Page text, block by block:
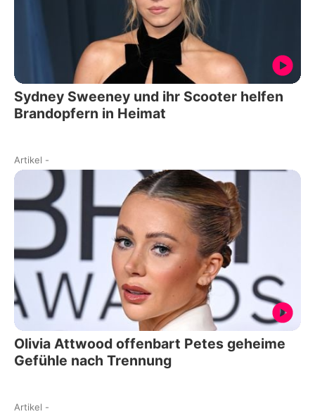
Sydney Sweeney und ihr Scooter helfen
Brandopfern in Heimat
Artikel -
Olivia Attwood offenbart Petes geheime
Gefühle nach Trennung
Artikel -